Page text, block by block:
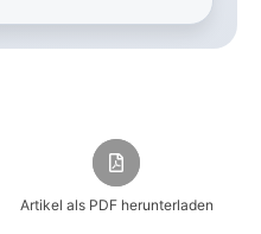
Artikel als PDF herunterladen